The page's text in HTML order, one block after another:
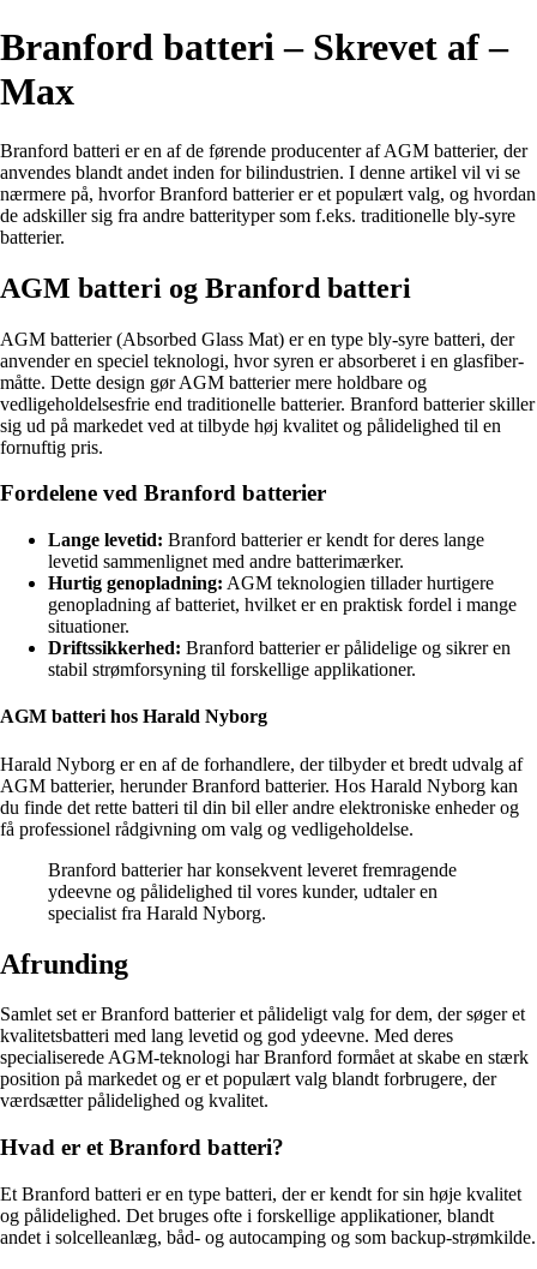
Branford batteri – Skrevet af –
Max
Branford batteri er en af de førende producenter af AGM batterier, der
anvendes blandt andet inden for bilindustrien. I denne artikel vil vi se
nærmere på, hvorfor Branford batterier er et populært valg, og hvordan
de adskiller sig fra andre batterityper som f.eks. traditionelle bly-syre
batterier.
AGM batteri og Branford batteri
AGM batterier (Absorbed Glass Mat) er en type bly-syre batteri, der
anvender en speciel teknologi, hvor syren er absorberet i en glasfiber-
måtte. Dette design gør AGM batterier mere holdbare og
vedligeholdelsesfrie end traditionelle batterier. Branford batterier skiller
sig ud på markedet ved at tilbyde høj kvalitet og pålidelighed til en
fornuftig pris.
Fordelene ved Branford batterier
Lange levetid: Branford batterier er kendt for deres lange
levetid sammenlignet med andre batterimærker.
Hurtig genopladning: AGM teknologien tillader hurtigere
genopladning af batteriet, hvilket er en praktisk fordel i mange
situationer.
Driftssikkerhed: Branford batterier er pålidelige og sikrer en
stabil strømforsyning til forskellige applikationer.
AGM batteri hos Harald Nyborg
Harald Nyborg er en af de forhandlere, der tilbyder et bredt udvalg af
AGM batterier, herunder Branford batterier. Hos Harald Nyborg kan
du finde det rette batteri til din bil eller andre elektroniske enheder og
få professionel rådgivning om valg og vedligeholdelse.
Branford batterier har konsekvent leveret fremragende
ydeevne og pålidelighed til vores kunder, udtaler en
specialist fra Harald Nyborg.
Afrunding
Samlet set er Branford batterier et pålideligt valg for dem, der søger et
kvalitetsbatteri med lang levetid og god ydeevne. Med deres
specialiserede AGM-teknologi har Branford formået at skabe en stærk
position på markedet og er et populært valg blandt forbrugere, der
værdsætter pålidelighed og kvalitet.
Hvad er et Branford batteri?
Et Branford batteri er en type batteri, der er kendt for sin høje kvalitet
og pålidelighed. Det bruges ofte i forskellige applikationer, blandt
andet i solcelleanlæg, båd- og autocamping og som backup-strømkilde.